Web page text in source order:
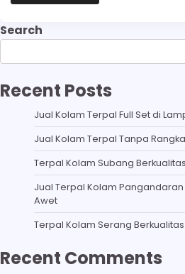
Search
Recent Posts
Jual Kolam Terpal Full Set di
Jual Kolam Terpal Tanpa
Terpal Kolam Subang
Jual Terpal Kolam
Awet
Terpal Kolam Serang
Recent Comments